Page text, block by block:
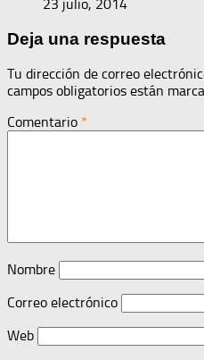
23 julio, 2014
Deja una respuesta
Tu dirección de correo
campos obligatorios están
Comentario *
Nombre
Correo electrónico
Web